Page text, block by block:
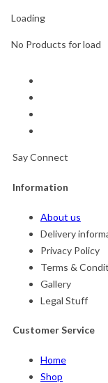
Loading
No Products for load
Say Connect
Information
About us
Delivery
Privacy Policy
Terms &
Gallery
Legal Stuff
Customer Service
Home
Shop